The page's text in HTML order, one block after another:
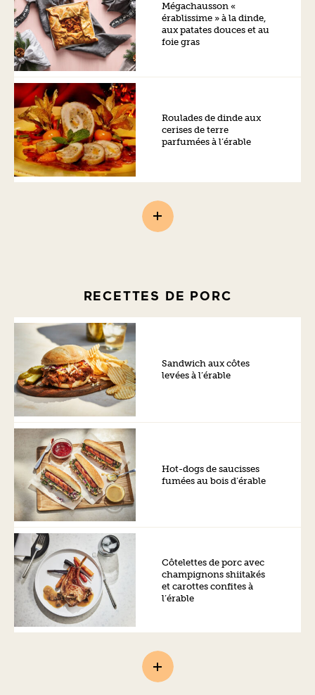
Mégachausson «
érablissime » à la dinde,
aux patates douces et au
foie gras
Roulades de dinde aux
cerises de terre
parfumées à l’érable
RECETTES DE PORC
Sandwich aux côtes
levées à l’érable
Hot-dogs de saucisses
fumées au bois d’érable
Côtelettes de porc avec
champignons shiitakés
et carottes confites à
l’érable